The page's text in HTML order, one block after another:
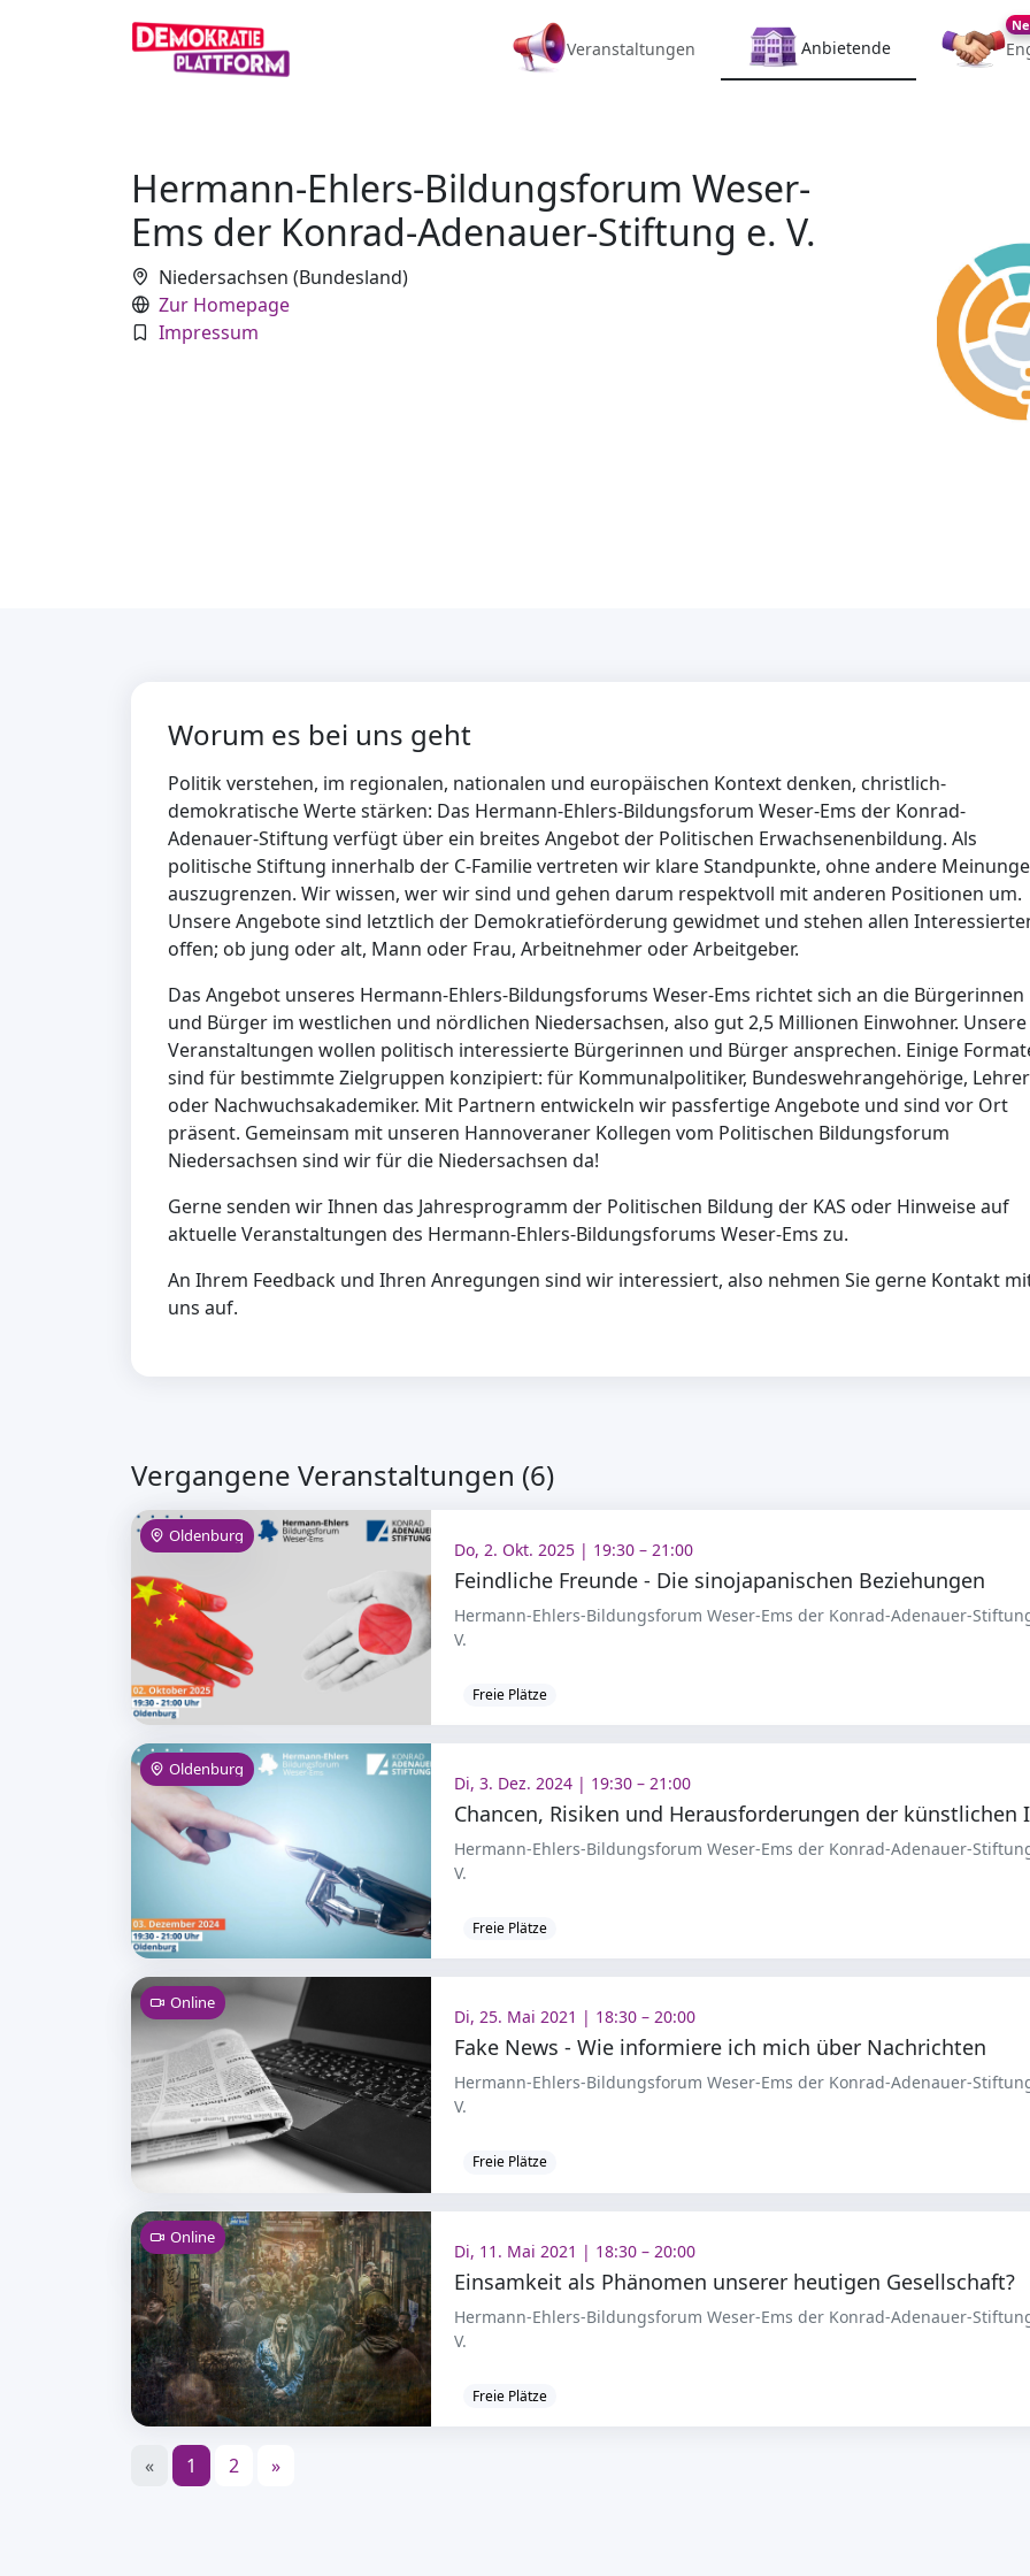
Veranstaltungen Anbietende
Hermann-Ehlers-Bildungsforum Weser-
Ems der Konrad-Adenauer-Stiftung e. V.
Niedersachsen (Bundesland)
Zur Homepage
Impressum
Worum es bei uns geht
Politik verstehen, im regionalen, nationalen und europäischen Kontext denken, christlich-
demokratische Werte stärken: Das Hermann-Ehlers-Bildungsforum Weser-Ems der Konrad-
Adenauer-Stiftung verfügt über ein breites Angebot der Politischen Erwachsenenbildung. Als
politische Stiftung innerhalb der C-Familie vertreten wir klare Standpunkte, ohne andere
auszugrenzen. Wir wissen, wer wir sind und gehen darum respektvoll mit anderen Positionen um.
Unsere Angebote sind letztlich der Demokratieförderung gewidmet und stehen allen
offen; ob jung oder alt, Mann oder Frau, Arbeitnehmer oder Arbeitgeber.
Das Angebot unseres Hermann-Ehlers-Bildungsforums Weser-Ems richtet sich an die Bürgerinnen
und Bürger im westlichen und nördlichen Niedersachsen, also gut 2,5 Millionen Einwohner. Unsere
Veranstaltungen wollen politisch interessierte Bürgerinnen und Bürger ansprechen. Einige
sind für bestimmte Zielgruppen konzipiert: für Kommunalpolitiker, Bundeswehrangehörige, Lehrer
oder Nachwuchsakademiker. Mit Partnern entwickeln wir passfertige Angebote und sind vor Ort
präsent. Gemeinsam mit unseren Hannoveraner Kollegen vom Politischen Bildungsforum
Niedersachsen sind wir für die Niedersachsen da!
Gerne senden wir Ihnen das Jahresprogramm der Politischen Bildung der KAS oder Hinweise auf
aktuelle Veranstaltungen des Hermann-Ehlers-Bildungsforums Weser-Ems zu.
An Ihrem Feedback und Ihren Anregungen sind wir interessiert, also nehmen Sie gerne Kontakt
uns auf.
Vergangene Veranstaltungen (6)
Oldenburg
Do, 2. Okt. 2025 | 19:30 – 21:00
Feindliche Freunde - Die sinojapanischen Beziehungen
Hermann-Ehlers-Bildungsforum Weser-Ems der Konrad-Adenauer-
V.
Freie Plätze
Oldenburg
Di, 3. Dez. 2024 | 19:30 – 21:00
Hermann-Ehlers-Bildungsforum Weser-Ems der Konrad-Adenauer-
V.
Freie Plätze
Online
Di, 25. Mai 2021 | 18:30 – 20:00
Fake News - Wie informiere ich mich über Nachrichten
Hermann-Ehlers-Bildungsforum Weser-Ems der Konrad-Adenauer-
V.
Freie Plätze
Online
Di, 11. Mai 2021 | 18:30 – 20:00
Einsamkeit als Phänomen unserer heutigen Gesellschaft?
Hermann-Ehlers-Bildungsforum Weser-Ems der Konrad-Adenauer-
V.
Freie Plätze
« 1 2 »